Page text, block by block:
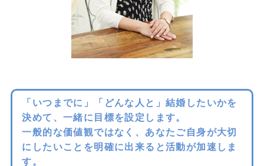
「いつまでに」「どんな人と」結婚したいかを
決めて、一緒に目標を設定します。
一般的な価値観ではなく、あなたご自身が大切
にしたいことを明確に出来ると活動が加速しま
す。